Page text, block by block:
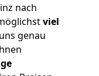
nach
viel
genau